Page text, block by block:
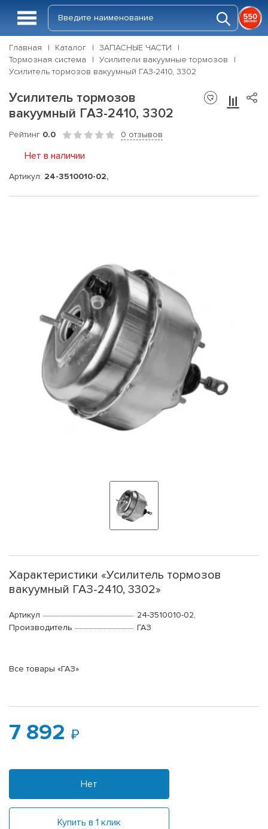
Главная Каталог
ЗАПАСНЫЕ ЧАСТИ
Тормозная система
Усилители вакуумные тормозов
Усилитель тормозов вакуумный ГАЗ-2410, 3302
Усилитель тормозов
вакуумный ГАЗ-2410, 3302
Рейтинг 0.0 0 отзывов
Нет в наличии
Артикул: 24-3510010-02,
Характеристики «Усилитель тормозов
вакуумный ГАЗ-2410, 3302»
Артикул
24-3510010-02,
Производитель
ГАЗ
Все товары «ГАЗ»
7 892
Нет
Купить в 1 клик